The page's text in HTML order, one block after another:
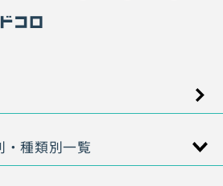
・種類別一覧